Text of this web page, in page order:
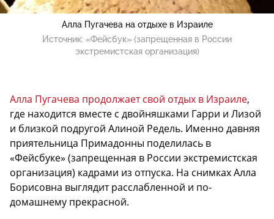
Алла Пугачева на отдыхе в Израиле
Источник: «Фейсбук» (запрещенная в России
экстремистская организация)
Алла Пугачева продолжает свой отдых в Израиле,
где находится вместе с двойняшками Гарри и Лизой
и близкой подругой Алиной Редель. Именно давняя
приятельница Примадонны поделилась в
«Фейсбуке» (запрещенная в России экстремистская
организация) кадрами из отпуска. На снимках Алла
Борисовна выглядит расслабленной и по-
домашнему прекрасной.